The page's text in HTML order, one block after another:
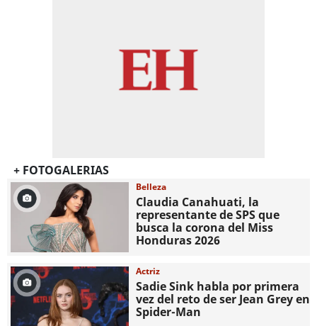
+ FOTOGALERIAS
Belleza
Claudia Canahuati, la
representante de SPS que
busca la corona del Miss
Honduras 2026
Actriz
Sadie Sink habla por primera
vez del reto de ser Jean Grey en
Spider-Man